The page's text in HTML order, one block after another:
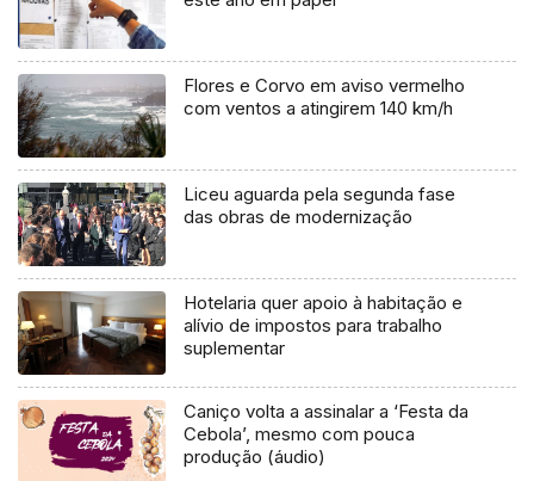
Flores e Corvo em aviso vermelho
com ventos a atingirem 140 km/h
Liceu aguarda pela segunda fase
das obras de modernização
Hotelaria quer apoio à habitação e
alívio de impostos para trabalho
suplementar
Caniço volta a assinalar a ‘Festa da
Cebola’, mesmo com pouca
produção (áudio)